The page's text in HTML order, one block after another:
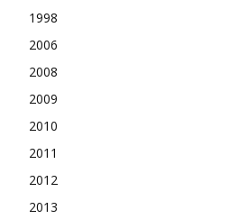
1998
2006
2008
2009
2010
2011
2012
2013